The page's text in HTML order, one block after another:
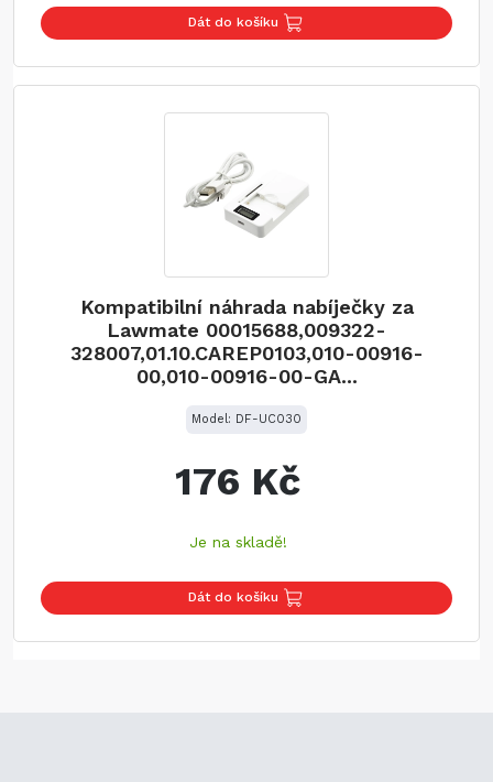
Dát do košíku
Kompatibilní náhrada nabíječky za
Lawmate 00015688,009322-
328007,01.10.CAREP0103,010-00916-
00,010-00916-00-GA...
Model: DF-UC030
176 Kč
Je na skladě!
Dát do košíku